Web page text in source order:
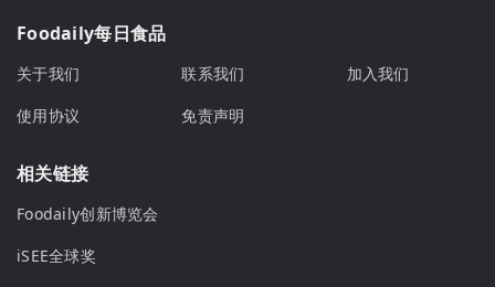
Foodaily每日食品
关于我们 联系我们
加入我们
使用协议
免责声明
相关链接
Foodaily创新博览会
iSEE全球奖